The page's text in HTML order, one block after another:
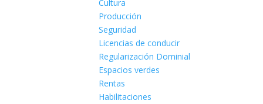
Cultura
Producción
Seguridad
Licencias de conducir
Regularización Dominial
Espacios verdes
Rentas
Habilitaciones